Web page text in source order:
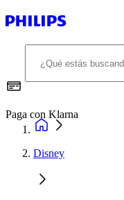
Paga con Klarna
Disney